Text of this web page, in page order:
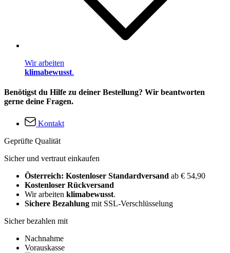
Wir arbeiten
klimabewusst.
Benötigst du Hilfe zu deiner Bestellung? Wir beantworten
gerne deine Fragen.
Kontakt
Geprüfte Qualität
Sicher und vertraut einkaufen
Österreich: Kostenloser Standardversand ab € 54,90
Kostenloser Rückversand
Wir arbeiten klimabewusst.
Sichere Bezahlung mit SSL-Verschlüsselung
Sicher bezahlen mit
Nachnahme
Vorauskasse